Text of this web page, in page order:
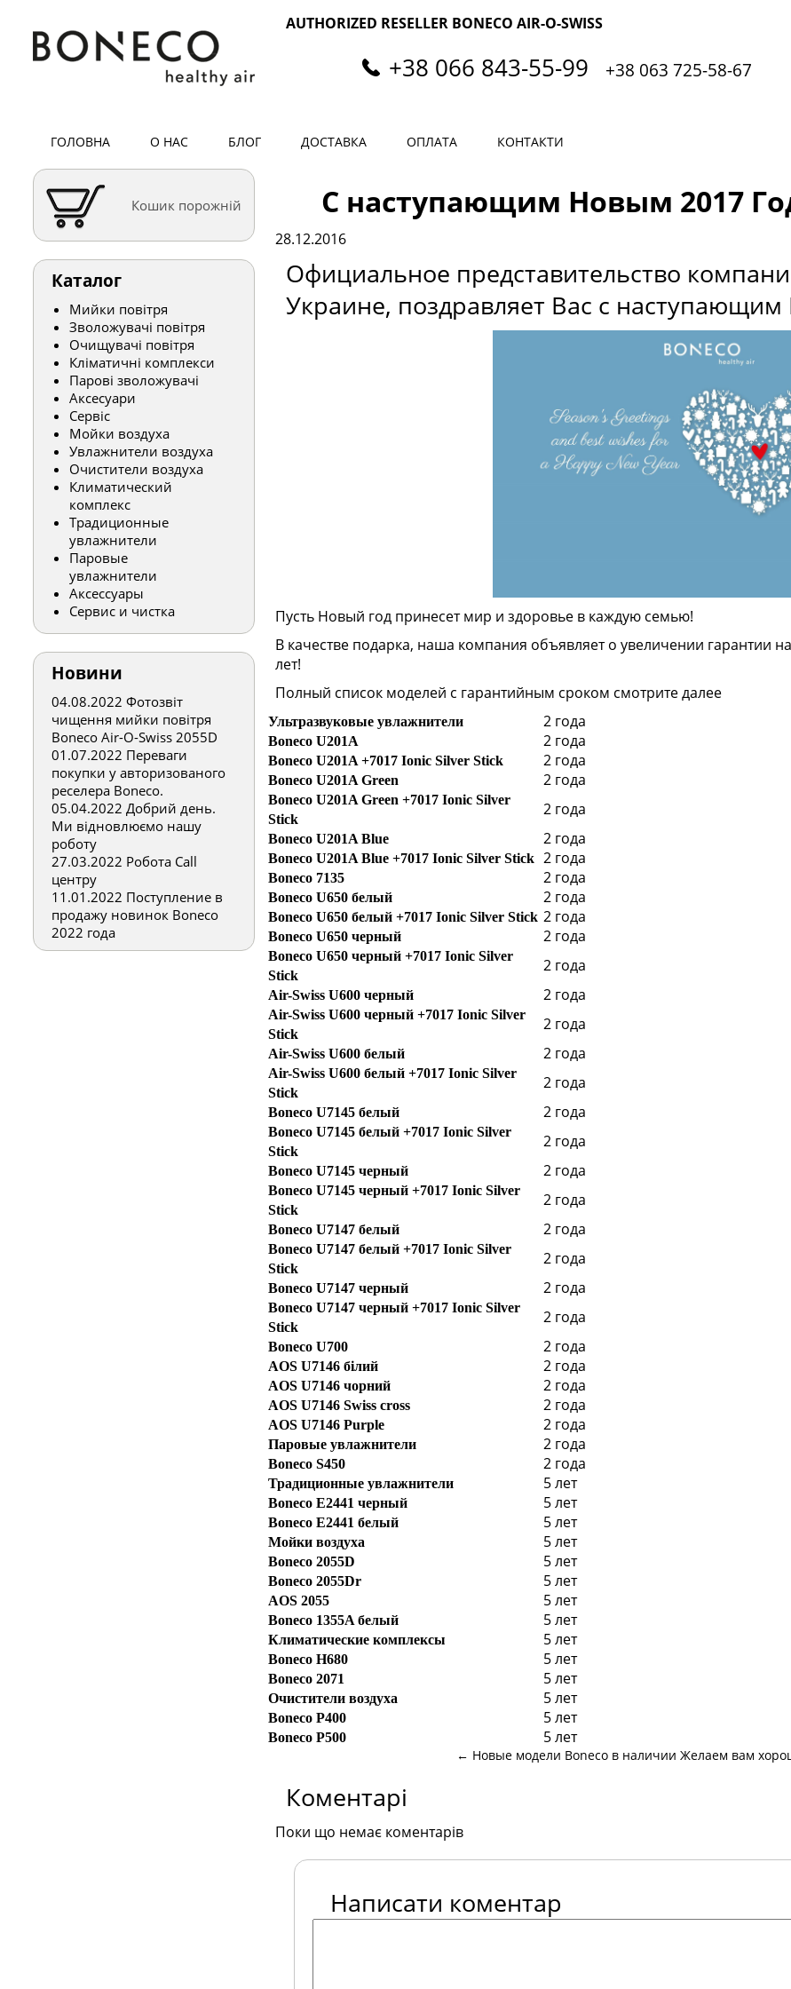
AUTHORIZED RESELLER BONECO AIR-O-SWISS
+38 066 843-55-99 +38 063 725-58-67
ГОЛОВНА О НАС БЛОГ ДОСТАВКА ОПЛАТА КОНТАКТИ
Кошик порожній
Каталог
Мийки повітря
Зволожувачі повітря
Очищувачі повітря
Кліматичні комплекси
Парові зволожувачі
Аксесуари
Сервіс
Мойки воздуха
Увлажнители воздуха
Очистители воздуха
Климатический
комплекс
Традиционные
увлажнители
Паровые
увлажнители
Аксессуары
Сервис и чистка
Новини
04.08.2022 Фотозвіт
чищення мийки повітря
Boneco Air-O-Swiss 2055D
01.07.2022 Переваги
покупки у авторизованого
реселера Boneco.
05.04.2022 Добрий день.
Ми відновлюємо нашу
роботу
27.03.2022 Робота Call
центру
11.01.2022 Поступление в
продажу новинок Boneco
2022 года
С наступающим Новым 2017
28.12.2016
Официальное представительство
Украине, поздравляет Вас с
Пусть Новый год принесет мир и здоровье в каждую семью!
В качестве подарка, наша компания объявляет о увеличении гарантии
лет!
Полный список моделей с гарантийным сроком смотрите далее
Ультразвуковые увлажнители 2 года
Boneco U201A 2 года
Boneco U201A +7017 Ionic Silver Stick 2 года
Boneco U201A Green 2 года
Boneco U201A Green +7017 Ionic Silver
Stick
2 года
Boneco U201A Blue 2 года
Boneco U201A Blue +7017 Ionic Silver Stick 2 года
Boneco 7135 2 года
Boneco U650 белый 2 года
Boneco U650 белый +7017 Ionic Silver Stick 2 года
Boneco U650 черный 2 года
Boneco U650 черный +7017 Ionic Silver
Stick
2 года
Air-Swiss U600 черный 2 года
Air-Swiss U600 черный +7017 Ionic Silver
Stick
2 года
Air-Swiss U600 белый 2 года
Air-Swiss U600 белый +7017 Ionic Silver
Stick
2 года
Boneco U7145 белый 2 года
Boneco U7145 белый +7017 Ionic Silver
Stick
2 года
Boneco U7145 черный 2 года
Boneco U7145 черный +7017 Ionic Silver
Stick
2 года
Boneco U7147 белый 2 года
Boneco U7147 белый +7017 Ionic Silver
Stick
2 года
Boneco U7147 черный 2 года
Boneco U7147 черный +7017 Ionic Silver
Stick
2 года
Boneco U700 2 года
AOS U7146 білий 2 года
AOS U7146 чорний 2 года
AOS U7146 Swiss cross 2 года
AOS U7146 Purple 2 года
Паровые увлажнители 2 года
Boneco S450 2 года
Традиционные увлажнители 5 лет
Boneco E2441 черный 5 лет
Boneco E2441 белый 5 лет
Мойки воздуха 5 лет
Boneco 2055D 5 лет
Boneco 2055Dr 5 лет
AOS 2055 5 лет
Boneco 1355A белый 5 лет
Климатические комплексы 5 лет
Boneco H680 5 лет
Boneco 2071 5 лет
Очистители воздуха 5 лет
Boneco P400 5 лет
Boneco P500 5 лет
← Новые модели Boneco в наличии Желаем вам
Коментарі
Поки що немає коментарів
Написати коментар